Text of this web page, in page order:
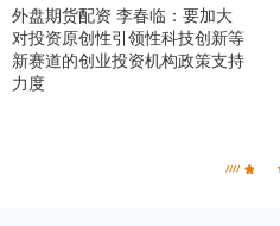
外盘期货配资 李春临：要加大
对投资原创性引领性科技创新等
新赛道的创业投资机构政策支持
力度